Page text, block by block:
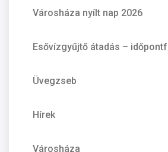
Városháza nyílt nap 2026
Esővízgyűjtő átadás –
Üvegzseb
Hírek
Városháza